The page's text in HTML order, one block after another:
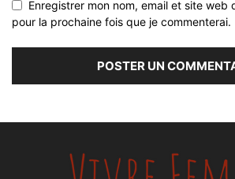
Enregistrer mon nom, email et site web
pour la prochaine fois que je commenterai.